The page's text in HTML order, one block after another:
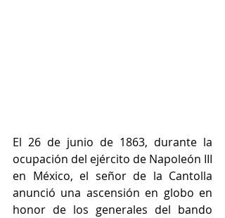
El 26 de junio de 1863, durante la
ocupación del ejército de Napoleón III
en México, el señor de la Cantolla
anunció una ascensión en globo en
honor de los generales del bando